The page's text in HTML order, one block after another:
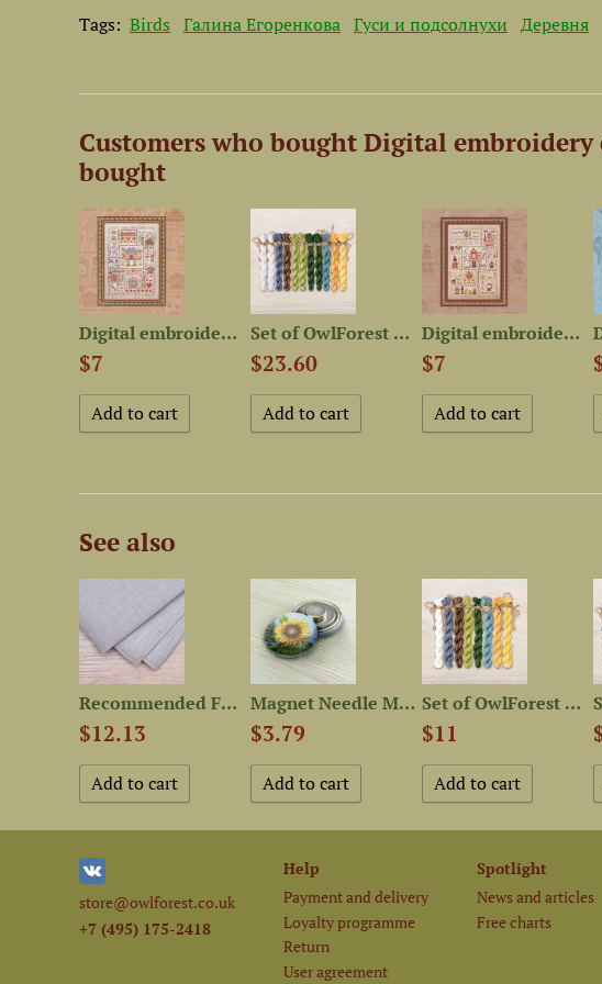
Tags: Birds Галина Егоренкова Гуси и подсолнухи Деревня
Customers who bought Digital embroidery
bought
Digital embroidery chart...
$7
Set of OwlForest Hand-Dyed...
$23.60
Digital embroidery chart...
$7
See also
Recommended Fabric for...
$12.13
Magnet Needle Minder...
$3.79
Set of OwlForest Hand-Dyed...
$11
store@owlforest.co.uk
+7 (495) 175-2418
Help
Payment and delivery
Loyalty programme
Return
User agreement
Spotlight
News and articles
Free charts